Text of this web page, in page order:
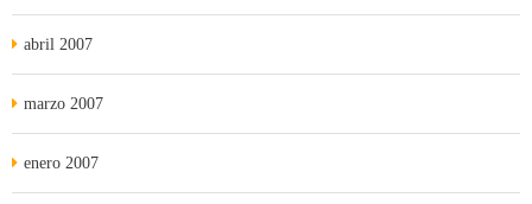
abril 2007
marzo 2007
enero 2007